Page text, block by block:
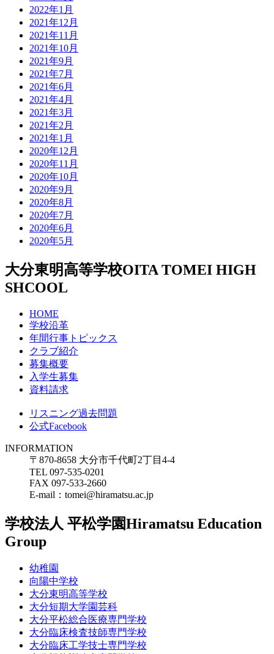
2022年1月
2021年12月
2021年11月
2021年10月
2021年9月
2021年7月
2021年6月
2021年4月
2021年3月
2021年2月
2021年1月
2020年12月
2020年11月
2020年10月
2020年9月
2020年8月
2020年7月
2020年6月
2020年5月
大分東明高等学校OITA TOMEI HIGH
SHCOOL
HOME
学校沿革
年間行事トピックス
クラブ紹介
募集概要
入学生募集
資料請求
リスニング過去問題
公式Facebook
INFORMATION
〒870-8658 大分市千代町2丁目4-4
TEL 097-535-0201
FAX 097-533-2660
E-mail：tomei@hiramatsu.ac.jp
学校法人 平松学園Hiramatsu Education
Group
幼稚園
向陽中学校
大分東明高等学校
大分短期大学園芸科
大分平松総合医療専門学校
大分臨床検査技師専門学校
大分臨床工学技士専門学校